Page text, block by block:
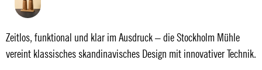
Zeitlos, funktional und klar im Ausdruck – die Stockholm Mühle
vereint klassisches skandinavisches Design mit innovativer Technik.